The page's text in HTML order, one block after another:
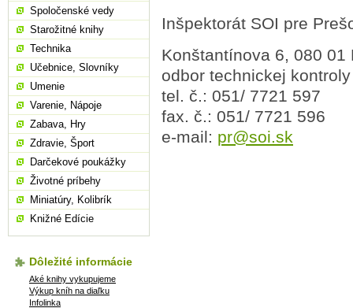
Inšpektorát SOI pre
Konštantínova 6, 080 01
odbor technickej
tel. č.: 051/ 7721 597
fax. č.: 051/ 7721 596
e-mail: pr@soi.sk
Spoločenské vedy
Starožitné knihy
Technika
Učebnice, Slovníky
Umenie
Varenie, Nápoje
Zabava, Hry
Zdravie, Šport
Darčekové poukážky
Životné príbehy
Miniatúry, Kolibrík
Knižné Edície
Dôležité informácie
Aké knihy vykupujeme
Výkup kníh na diaľku
Infolinka